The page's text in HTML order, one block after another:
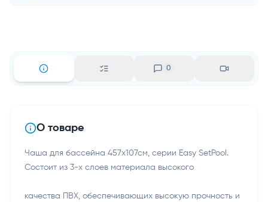
0
О товаре
Чаша для бассейна 457х107см, серии Easy SetPool.
Состоит из 3-х слоев материала высокого
качества ПВХ, обеспечивающих высокую прочность и